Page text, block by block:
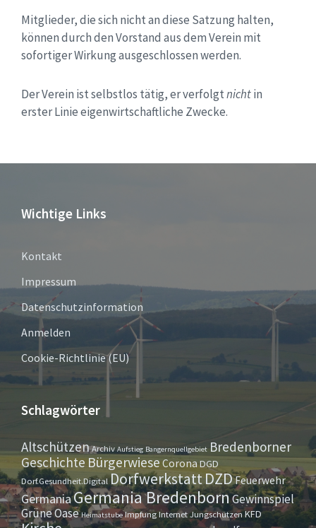
Mitglieder, die sich nicht an diese Satzung halten,
können durch den Vorstand aus dem Verein mit
sofortiger Wirkung ausgeschlossen werden.
Der Verein ist selbstlos tätig, er verfolgtnichtin
erster Linie eigenwirtschaftliche Zwecke.
Wichtige Links
Kontakt
Impressum
Datenschutzinformation
Anmelden
Cookie-Richtlinie (EU)
Schlagwörter
AltschützenArchiv Aufstieg Bangernquellgebiet Bredenborner
Geschichte Bürgerwiese CoronaDGD
Dorf.Gesundheit.Digital DorfwerkstattDZDFeuerwehr
GermaniaGermania BredenbornGewinnspiel
Grüne Oase Heimatstube ImpfungInternetJungschützenKFD